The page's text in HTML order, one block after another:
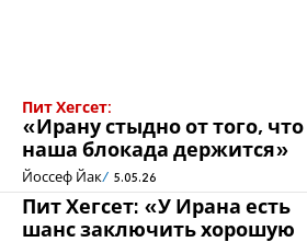
Пит Хегсет:
«Ирану стыдно от того, что
наша блокада держится»
Йоссеф Йак 5.05.26
Пит Хегсет: «У Ирана есть
шанс заключить хорошую